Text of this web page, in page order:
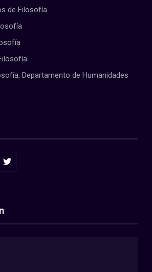
de Filosofía
Departamento de Humanidades